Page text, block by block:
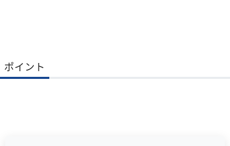
ポイント